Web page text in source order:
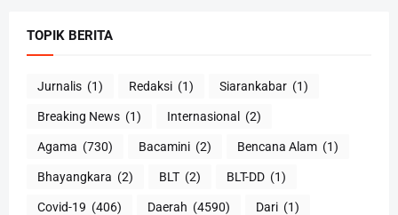
TOPIK BERITA
Jurnalis (1) Redaksi (1) Siarankabar (1)
Breaking News (1) Internasional (2)
Agama (730) Bacamini (2) Bencana Alam (1)
Bhayangkara (2) BLT (2) BLT-DD (1)
Covid-19 (406) Daerah (4590) Dari (1)